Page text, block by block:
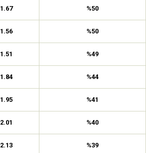
1.67 %50
1.56 %50
1.51 %49
1.84 %44
1.95 %41
2.01 %40
2.13 %39